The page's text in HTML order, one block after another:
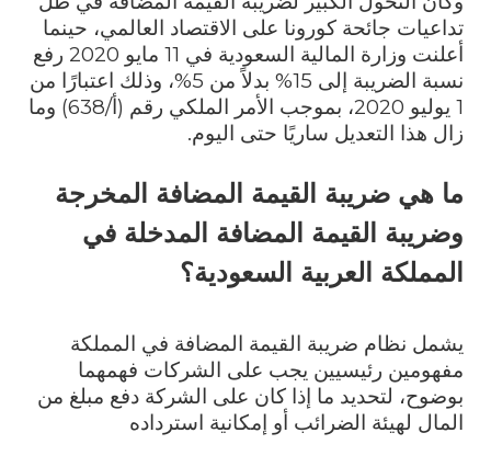
تداعيات جائحة كورونا على الاقتصاد العالمي، حينما
أعلنت وزارة المالية السعودية في 11 مايو 2020 رفع
نسبة الضريبة إلى 15% بدلاً من 5%، وذلك اعتبارًا من
1 يوليو 2020، بموجب الأمر الملكي رقم (أ/638) وما
زال هذا التعديل ساريًا حتى اليوم.
ما هي ضريبة القيمة المضافة المخرجة
وضريبة القيمة المضافة المدخلة في
المملكة العربية السعودية؟
يشمل نظام ضريبة القيمة المضافة في المملكة
مفهومين رئيسيين يجب على الشركات فهمهما
بوضوح، لتحديد ما إذا كان على الشركة دفع مبلغ من
المال لهيئة الضرائب أو إمكانية استرداده